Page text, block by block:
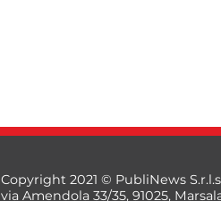
Copyright 2021 © PubliNews
via Amendola 33/35, 91025,